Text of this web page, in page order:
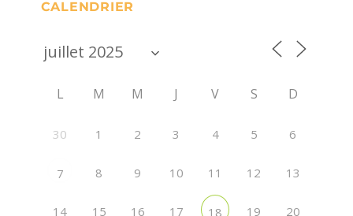
CALENDRIER
L M M J V S D
30 1 2 3 4 5 6
7 8 9 10 11 12 13
14 15 16 17 18 19 20